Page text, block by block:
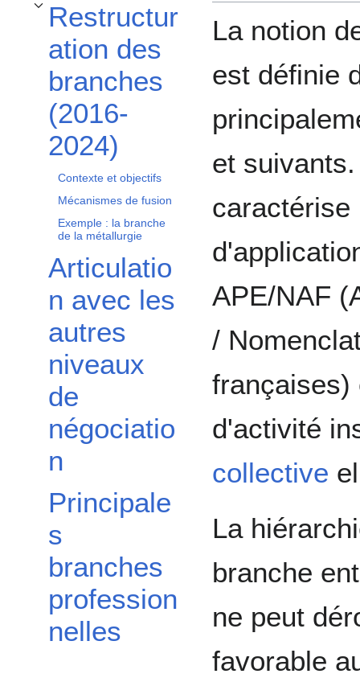
Restructur
ation des
branches
(2016-
2024)
Afficher / masquer la sous-section Restructuration des branches (2016-2024)
Contexte et objectifs
Mécanismes de fusion
Exemple : la branche
de la métallurgie
Articulatio
n avec les
autres
niveaux
de
négociatio
n
Principale
s
branches
profession
nelles
La notion
est définie
et
caractérise
APE/NAF
/
françaises)
d'activité
collective
La
branche
ne peut
favorable